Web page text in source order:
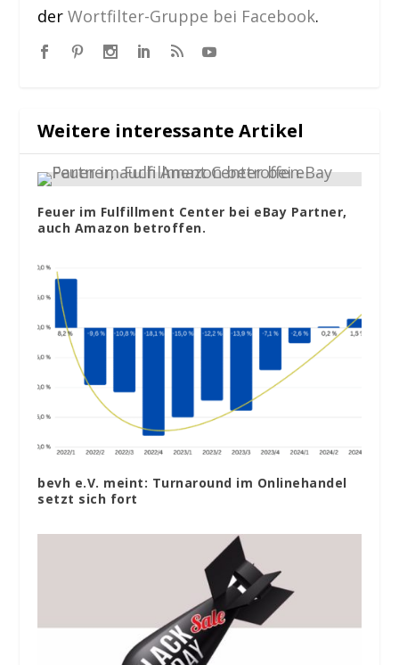
derWortfilter-Gruppe bei Facebook.
Weitere interessante Artikel
Feuer im Fulfillment Center bei eBay Partner,
auch Amazon betroffen.
bevh e.V. meint: Turnaround im Onlinehandel
setzt sich fort